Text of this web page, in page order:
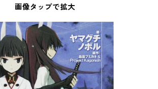
画像タップで拡大